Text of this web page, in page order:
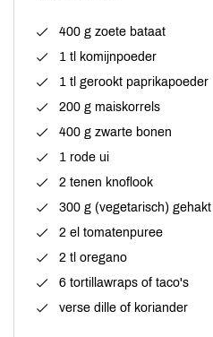
400 g zoete bataat
1 tl komijnpoeder
1 tl gerookt paprikapoeder
200 g maiskorrels
400 g zwarte bonen
1 rode ui
2 tenen knoflook
300 g (vegetarisch) gehakt
2 el tomatenpuree
2 tl oregano
6 tortillawraps of taco's
verse dille of koriander